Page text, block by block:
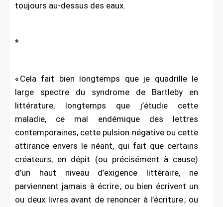
toujours au-dessus des eaux.
*
« Cela fait bien longtemps que je quadrille le
large spectre du syndrome de Bartleby en
littérature, longtemps que j’étudie cette
maladie, ce mal endémique des lettres
contemporaines, cette pulsion négative ou cette
attirance envers le néant, qui fait que certains
créateurs, en dépit (ou précisément à cause)
d’un haut niveau d’exigence littéraire, ne
parviennent jamais à écrire ; ou bien écrivent un
ou deux livres avant de renoncer à l’écriture ; ou